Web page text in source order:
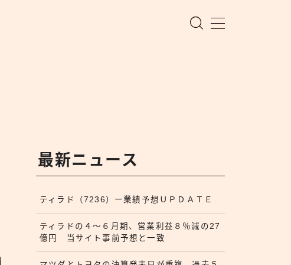
最新ニュース
ティラド（7236）ー業績予想ＵＰＤＡＴＥ
ティラドの４〜６月期、営業利益８％減の27
億円 当サイト事前予想と一致